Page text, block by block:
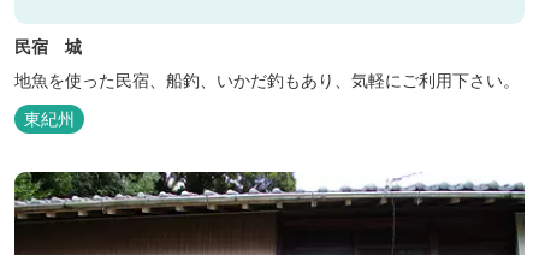
民宿 城
地魚を使った民宿、船釣、いかだ釣もあり、気軽にご利用下さい。
東紀州